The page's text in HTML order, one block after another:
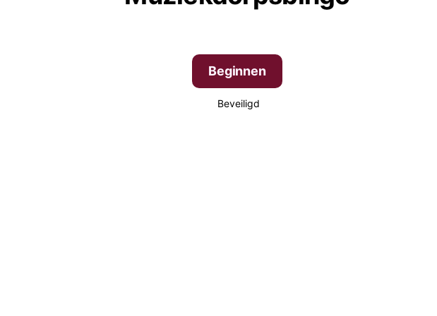
Beginnen
Beveiligd